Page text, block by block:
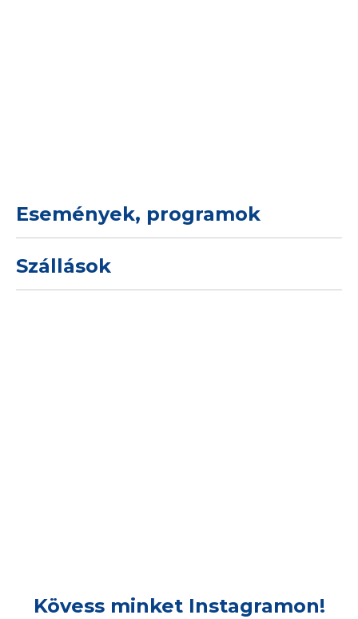
Események, programok
Szállások
Kövess minket Instagramon!